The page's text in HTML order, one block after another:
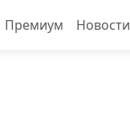
Премиум Новости